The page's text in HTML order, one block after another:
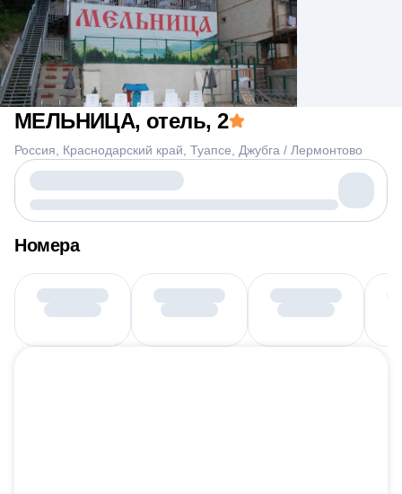
МЕЛЬНИЦА, отель, 2
Россия Краснодарский край Туапсе Джубга / Лермонтово
Номера